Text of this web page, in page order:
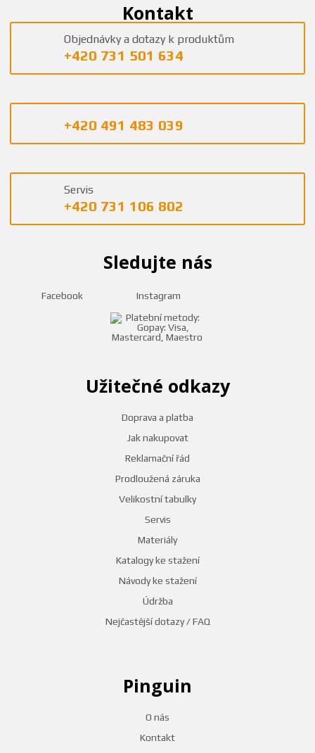
Užitečné odkazy
Doprava a platba
Jak nakupovat
Reklamační řád
Prodloužená záruka
Velikostní tabulky
Servis
Materiály
Katalogy ke stažení
Návody ke stažení
Údržba
Nejčastější dotazy / FAQ
Pinguin
O nás
Kontakt
Kontakt
Objednávky a dotazy k produktům
+420 731 501 634
+420 491 483 039
Servis
+420 731 106 802
Sledujte nás
Facebook Instagram